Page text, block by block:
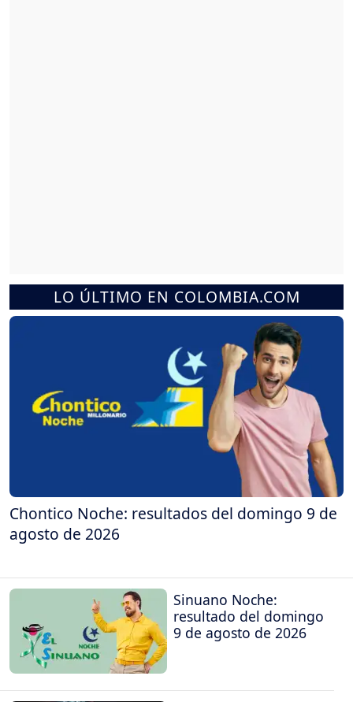
LO ÚLTIMO EN COLOMBIA.COM
Chontico Noche: resultados del domingo 9 de
agosto de 2026
Sinuano Noche:
resultado del domingo
9 de agosto de 2026